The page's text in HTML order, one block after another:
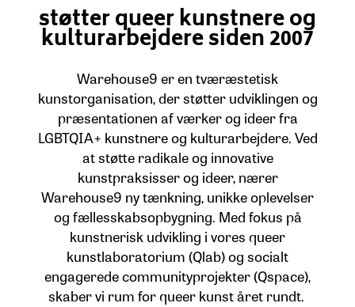
støtter queer kunstnere og
kulturarbejdere siden 2007
Warehouse9 er en tværæstetisk
kunstorganisation, der støtter udviklingen og
præsentationen af værker og ideer fra
LGBTQIA+ kunstnere og kulturarbejdere. Ved
at støtte radikale og innovative
kunstpraksisser og ideer, nærer
Warehouse9 ny tænkning, unikke oplevelser
og fællesskabsopbygning. Med fokus på
kunstnerisk udvikling i vores queer
kunstlaboratorium (Qlab) og socialt
engagerede communityprojekter (Qspace),
skaber vi rum for queer kunst året rundt.